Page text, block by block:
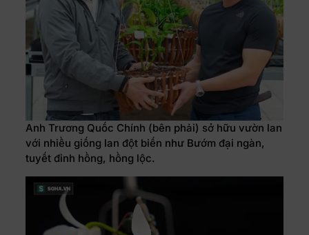
Anh Trương Quốc Chính (bên phải) sở hữu vườn lan
với nhiều giống lan đột biến như Bướm đại ngàn,
tuyết đỉnh hồng, hồng lộc.